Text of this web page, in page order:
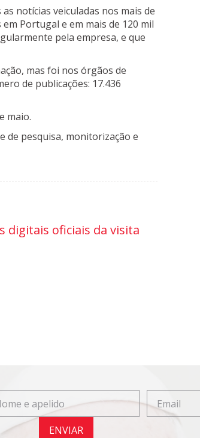
notícias veiculadas nos mais de
Portugal e em mais de 120 mil
pela empresa, e que
mas foi nos órgãos de
de publicações: 17.436
maio.
de pesquisa, monitorização e
digitais oficiais da visita
ENVIAR